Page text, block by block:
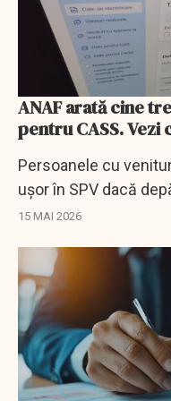
ANAF arată cine
pentru CASS. Vezi
Persoanele cu
ușor în SPV dacă
prin aplicația de
15 MAI 2026